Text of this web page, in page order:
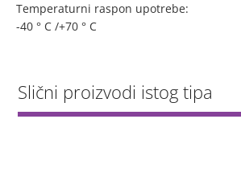
Temperaturni raspon upotrebe:
-40 ° C /+70 ° C
Slični proizvodi istog tipa